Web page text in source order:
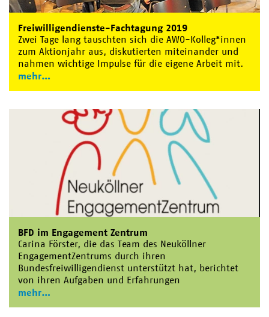
Freiwilligendienste-Fachtagung 2019
Zwei Tage lang tauschten sich die AWO-Kolleg*innen
zum Aktionjahr aus, diskutierten miteinander und
nahmen wichtige Impulse für die eigene Arbeit mit.
mehr
BFD im Engagement Zentrum
Carina Förster, die das Team des Neuköllner
EngagementZentrums durch ihren
Bundesfreiwilligendienst unterstützt hat, berichtet
von ihren Aufgaben und Erfahrungen
mehr